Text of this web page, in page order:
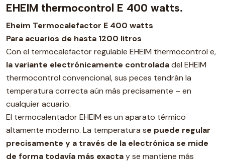
EHEIM thermocontrol E 400 watts.
Eheim Termocalefactor E 400 watts
Para acuarios de hasta 1200 litros
Con el termocalefactor regulable EHEIM thermocontrol e,
la variante electrónicamente controladadel EHEIM
thermocontrol convencional, sus peces tendrán la
temperatura correcta aún más precisamente – en
cualquier acuario.
El termocalentador EHEIM es un aparato térmico
altamente moderno. La temperatura se puede regular
precisamente y a través de la electrónica se mide
de forma todavía más exactay se mantiene más